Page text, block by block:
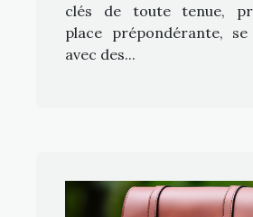
clés de toute tenue,
place prépondérante,
avec des...